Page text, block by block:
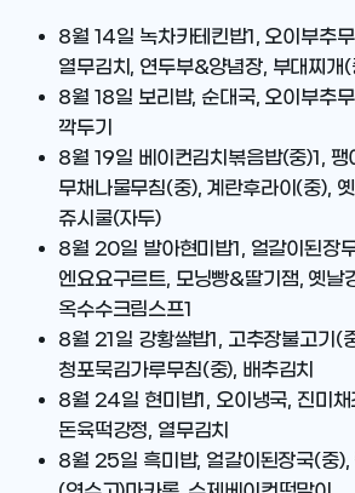
8월 14일 녹차카테킨밥1, 오이부추
열무김치, 연두부&양념장, 부대찌개(
8월 18일 보리밥, 순대국, 오이부추
깍두기
8월 19일 베이컨김치볶음밥(중)1,
무채나물무침(중), 계란후라이(중),
쥬시쿨(자두)
8월 20일 발아현미밥1, 얼갈이된장
엔요요구르트, 모닝빵&딸기잼, 옛날
옥수수크림스프1
8월 21일 강황쌀밥1, 고추장불고기(
청포묵김가루무침(중), 배추김치
8월 24일 현미밥1, 오이냉국, 진미
돈육떡강정, 열무김치
8월 25일 흑미밥, 얼갈이된장국(중